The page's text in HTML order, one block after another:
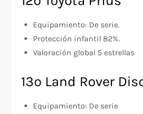
Equipamiento: De serie.
Protección infantil 82%.
Valoración global 5 estrellas
13º Land Rover
Equipamiento: De serie